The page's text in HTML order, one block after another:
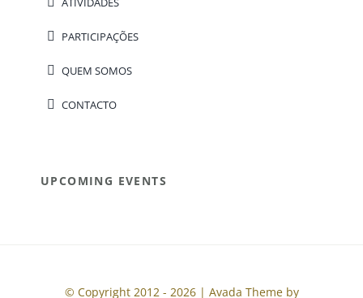
PARTICIPAÇÕES
QUEM SOMOS
CONTACTO
UPCOMING EVENTS
© Copyright 2012 - 2026 | Avada Theme by